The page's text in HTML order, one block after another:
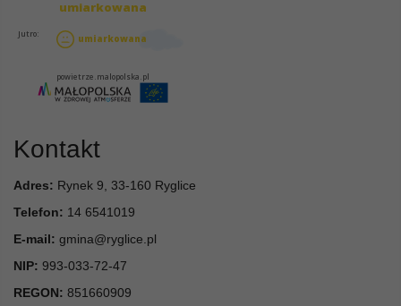
Kontakt
Adres: Rynek 9, 33-160 Ryglice
Telefon: 14 6541019
E-mail: gmina@ryglice.pl
NIP: 993-033-72-47
REGON: 851660909